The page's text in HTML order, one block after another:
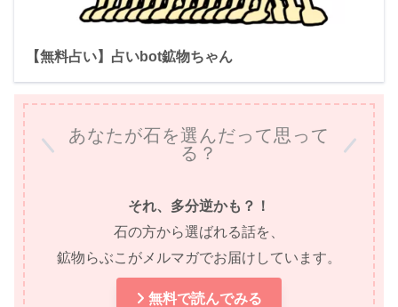
【無料占い】占いbot鉱物ちゃん
あなたが石を選んだって思って
る？
それ、多分逆かも？！
石の方から選ばれる話を、
鉱物らぶこがメルマガでお届けしています。
無料で読んでみる